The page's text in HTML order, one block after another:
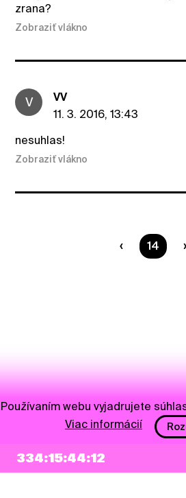
zrana?
Zobraziť vlákno
V
VV
11. 3. 2016, 13:43
nesuhlas!
Zobraziť vlákno
Ste na
14
334:15:44:12
Používaním webu vyjadrujete
Viac informácií